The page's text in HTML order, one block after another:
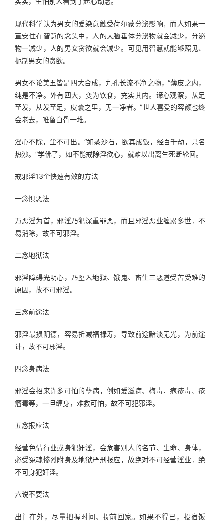
现代科学认为男女的爱染意触受荷尔蒙分泌影响，而人如果一
直安住在智慧的念头中，人的大脑垂体分泌物就会减少，分泌
物一减少，人的男女贪欲就会减少。可见用智慧就能够照见、
扼制男女的贪欲。
男女不论美丑皆是四大合成，九孔长流不净之物，“薄皮之内，
纯是不净。外有四大，变为饮食，充实其内。谛心观察，从足
至发，从发至足，皮囊之里，无一净者。”世人喜爱的容颜也终
会老去，唯留白骨一堆。
淫心不除，尘不可出。“如蒸沙石，欲其成饭，经百千劫，只名
热沙。”学佛了，如不能戒除淫欲心，就难以出离生死断轮回。
戒邪淫13个快速有效的方法
一念惧恶法
万恶淫为首，邪淫乃犯深重罪恶，而且邪淫恶业缠累多世，不
易消除，故不可邪淫。
二念地狱法
邪淫障碍光明心，乃堕入地狱、饿鬼、畜生三恶道受苦受难的
原因，故不可邪淫。
三念前途法
邪淫最损阴德，容易折减福禄寿，导致前途黯淡无光，为前途
计，故不可邪淫。
四念身病法
邪淫会招来许多可怕的孽病，例如爱滋病、梅毒、疱疹毒、疮
瘤毒等，一旦缠身，难救可怕，故不可犯邪淫。
五念报应法
经营色情行业或身犯奸淫，会危害别人的名节、生命、身体，
必受冤魂惨烈附身及地狱严刑报应，故绝对不可经营淫业，绝
不可身犯奸淫。
六说不要法
出门在外，尽量把握时间、提前回家。如果不得已，投宿饭